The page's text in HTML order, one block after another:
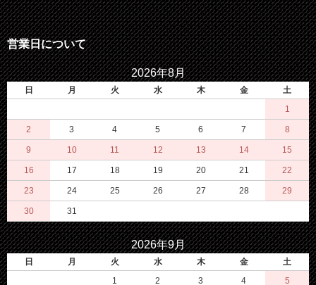
営業日について
2026年8月
日 月 火 水 木 金
土
1
2 3 4 5 6 7 8
9 10 11 12 13 14 15
16 17 18 19 20 21 22
23 24 25 26 27 28 29
30 31
2026年9月
日 月 火 水 木 金
土
1
2 3 4 5